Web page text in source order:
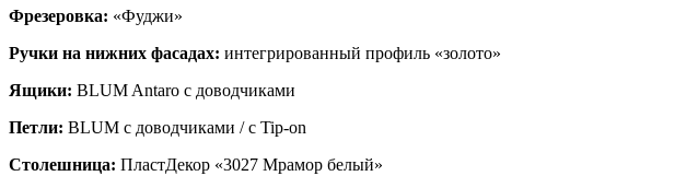
Фрезеровка: «Фуджи»
Ручки на нижних фасадах: интегрированный профиль «золото»
Ящики: BLUM Antaro с доводчиками
Петли: BLUM с доводчиками / с Tip-on
Столешница: ПластДекор «3027 Мрамор белый»